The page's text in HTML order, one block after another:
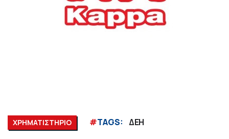
ΧΡΗΜΑΤΙΣΤΗΡΙΟ #TAGS: ΔΕΗ